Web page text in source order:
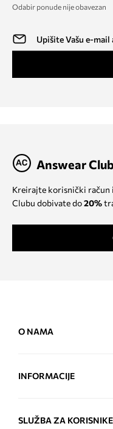
Odabir ponude nije obavezan
Answear Club
Kreirajte korisnički račun
Clubu dobivate do20%
O NAMA
INFORMACIJE
SLUŽBA ZA KORISNIKE